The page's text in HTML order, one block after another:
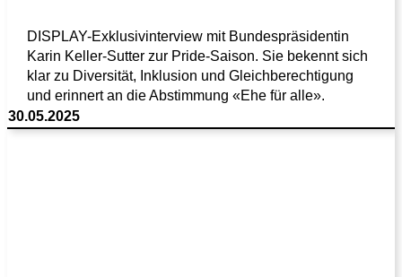
DISPLAY-Exklusivinterview mit Bundespräsidentin
Karin Keller-Sutter zur Pride-Saison. Sie bekennt sich
klar zu Diversität, Inklusion und Gleichberechtigung
und erinnert an die Abstimmung «Ehe für alle».
30.05.2025